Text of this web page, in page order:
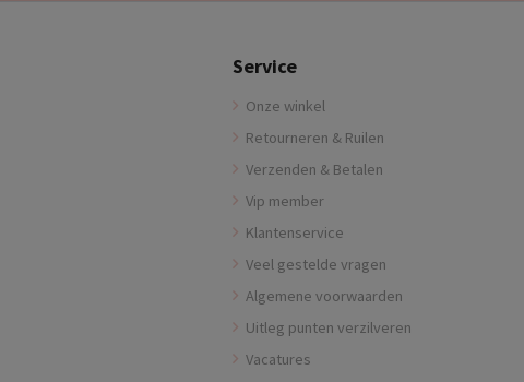
Service
Onze winkel
Retourneren & Ruilen
Verzenden & Betalen
Vip member
Klantenservice
Veel gestelde vragen
Algemene voorwaarden
Uitleg punten verzilveren
Vacatures